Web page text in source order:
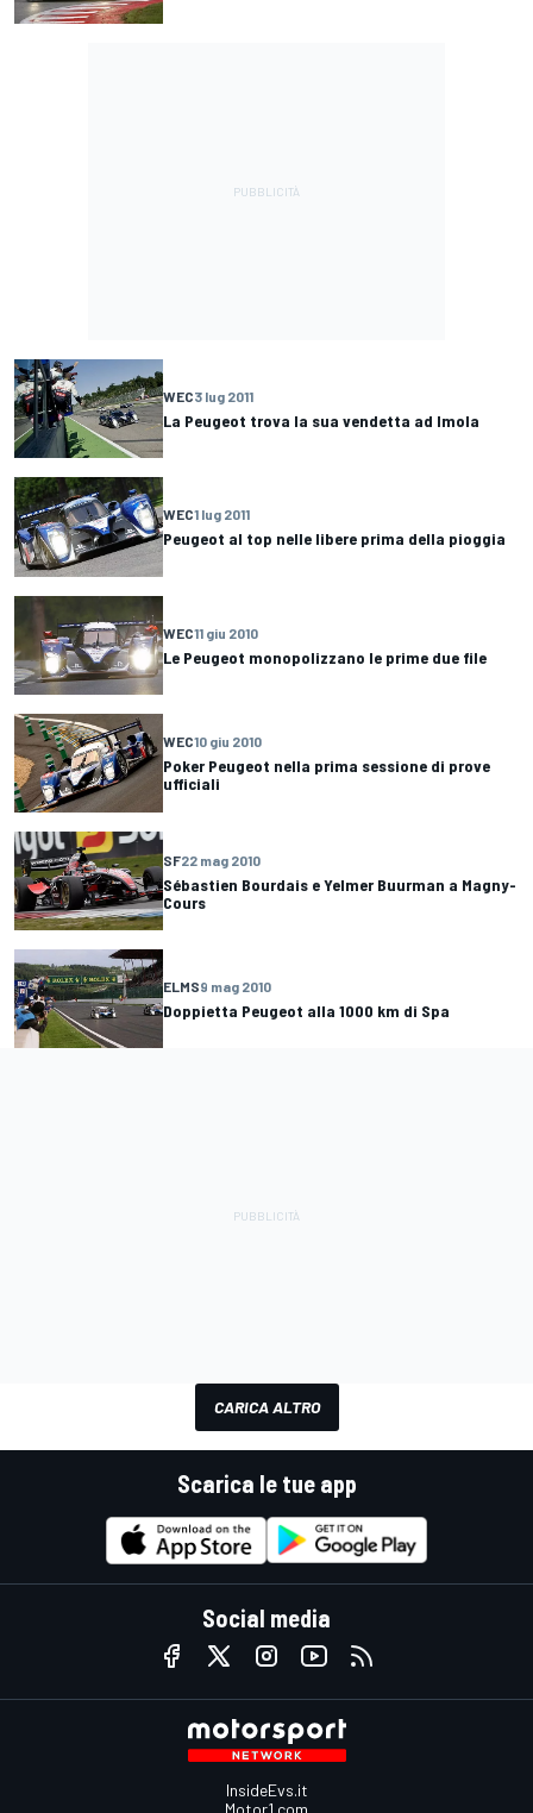
WEC3 lug 2011
La Peugeot trova la sua vendetta ad Imola
WEC1 lug 2011
Peugeot al top nelle libere prima della pioggia
WEC11 giu 2010
Le Peugeot monopolizzano le prime due file
WEC10 giu 2010
Poker Peugeot nella prima sessione di prove
ufficiali
SF22 mag 2010
Sébastien Bourdais e Yelmer Buurman a Magny-
Cours
ELMS9 mag 2010
Doppietta Peugeot alla 1000 km di Spa
CARICA ALTRO
Scarica le tue app
Social media
InsideEvs.it
Motor1.com